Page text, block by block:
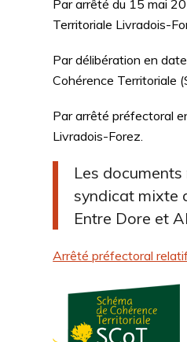
Par arrêté du 15 mai
Territoriale Livradois-
Par délibération en
Cohérence Territoriale
Par arrêté préfectoral
Livradois-Forez.
Les
syndicat mixte
Entre Dore et
Arrêté préfectoral